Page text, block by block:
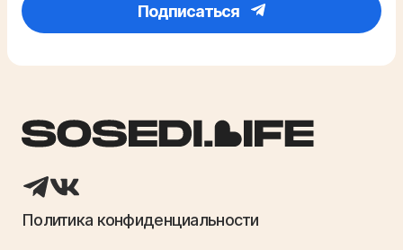
Подписаться
Политика конфиденциальности